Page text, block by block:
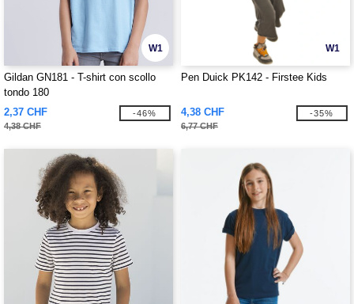
W1
Gildan GN181 - T-shirt con scollo
tondo 180
2,37 CHF
4,38 CHF
-46%
W1
Pen Duick PK142 - Firstee Kids
4,38 CHF
6,77 CHF
-35%